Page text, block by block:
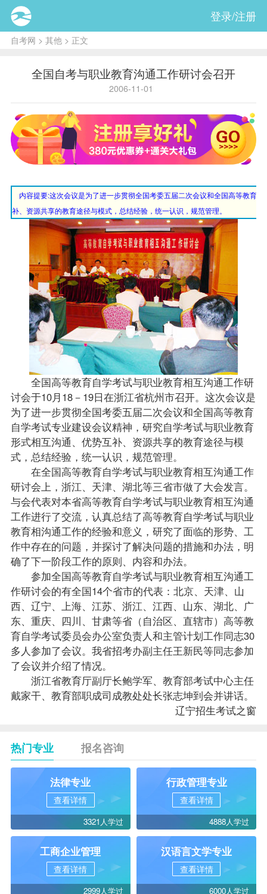
登录/注册
自考网 > 其他 > 正文
全国自考与职业教育沟通工作研讨会召开
2006-11-01
内容提要:这次会议是为了进一步贯彻全国考委五届二次会议和全国高等教育
补、资源共享的教育途径与模式，总结经验，统一认识，规范管理。
全国高等教育自学考试与职业教育相互沟通工作研
讨会于10月18－19日在浙江省杭州市召开。这次会议是
为了进一步贯彻全国考委五届二次会议和全国高等教育
自学考试专业建设会议精神，研究自学考试与职业教育
形式相互沟通、优势互补、资源共享的教育途径与模
式，总结经验，统一认识，规范管理。
在全国高等教育自学考试与职业教育相互沟通工作
研讨会上，浙江、天津、湖北等三省市做了大会发言。
与会代表对本省高等教育自学考试与职业教育相互沟通
工作进行了交流，认真总结了高等教育自学考试与职业
教育相沟通工作的经验和意义，研究了面临的形势、工
作中存在的问题，并探讨了解决问题的措施和办法，明
确了下一阶段工作的原则、内容和办法。
参加全国高等教育自学考试与职业教育相互沟通工
作研讨会的有全国14个省市的代表：北京、天津、山
西、辽宁、上海、江苏、浙江、江西、山东、湖北、广
东、重庆、四川、甘肃等省（自治区、直辖市）高等教
育自学考试委员会办公室负责人和主管计划工作同志30
多人参加了会议。我省招考办副主任王新民等同志参加
了会议并介绍了情况。
浙江省教育厅副厅长鲍学军、教育部考试中心主任
戴家干、教育部职成司成教处处长张志坤到会并讲话。
辽宁招生考试之窗
热门专业 报名咨询
法律专业
查看详情
3321人学过
行政管理专业
查看详情
4888人学过
工商企业管理
查看详情
2999人学过
汉语言文学专业
查看详情
6000人学过